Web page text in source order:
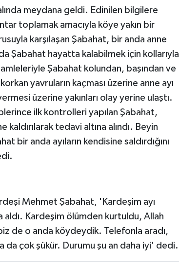
meydana geldi. Edinilen bilgilere
toplamak amacıyla köye yakın bir
karşılaşan Şabahat, bir anda anne
Şabahat hayatta kalabilmek için kollarıyla
Şabahat kolundan, başından ve
yavruların kaçması üzerine anne ayı
üzerine yakınları olay yerine ulaştı.
ilk kontrolleri yapılan Şabahat,
tedavi altına alındı. Beyin
bir anda ayıların kendisine saldırdığını
Mehmet Şabahat, 'Kardeşim ayı
aldı. Kardeşim ölümden kurtuldu, Allah
de o anda köydeydik. Telefonla aradı,
çok şükür. Durumu şu an daha iyi' dedi.